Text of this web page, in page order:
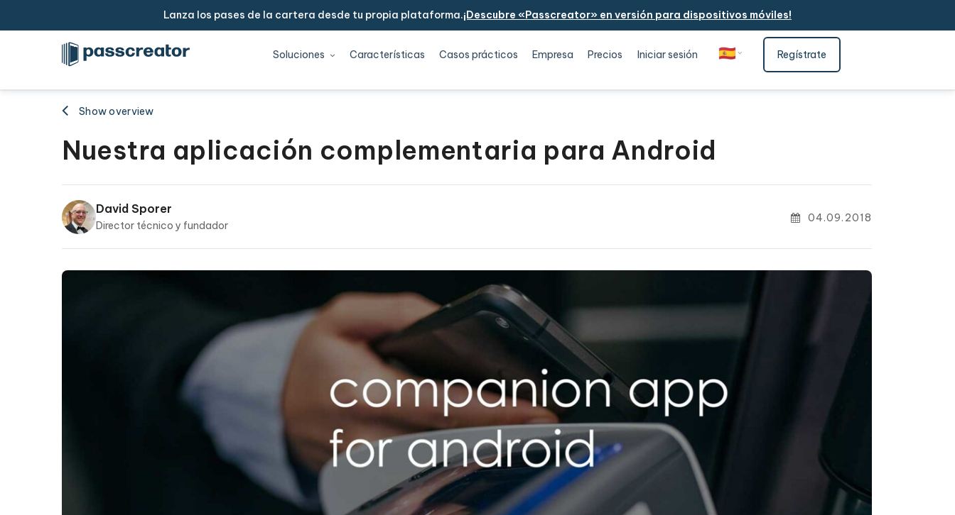
Lanza los pases de la cartera desde tu propia plataforma.¡Descubre «Passcreator» en versión para dispositivos móviles!
Soluciones Características Casos prácticos Empresa Precios Iniciar sesión 🇪🇸Español Regístrate
Show overview
Nuestra aplicación complementaria para Android
David Sporer
Director técnico y fundador
04.09.2018